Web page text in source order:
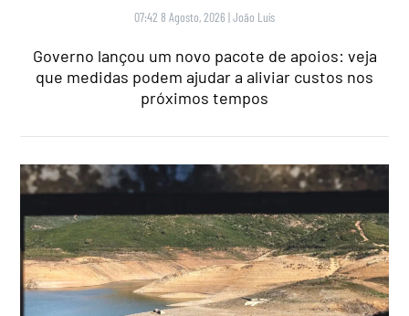
07:42 8 Agosto, 2026 |João Luís
Governo lançou um novo pacote de apoios: veja
que medidas podem ajudar a aliviar custos nos
próximos tempos